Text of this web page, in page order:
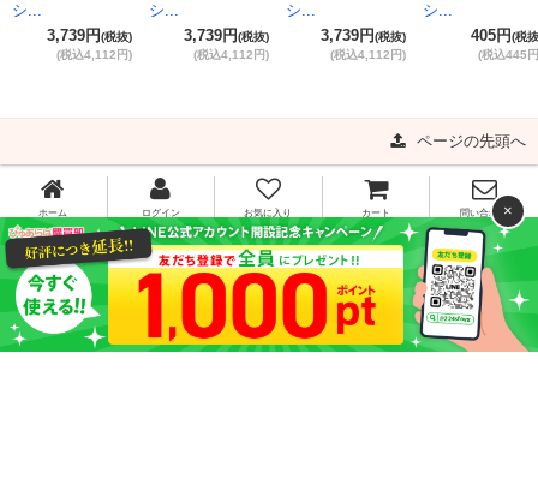
×
シ...
3,739円(税抜)
(税込4,112円)
シ...
3,739円(税抜)
(税込4,112円)
シ...
3,739円(税抜)
(税込4,112円)
シ...
405円(税
(税込445
ページの先頭へ
ホーム ログイン お気に入り カート 問い合わせ
0120-341-910
[お問い合わせ受付時間]平日11:00～16:00
平日15時までのご注文で当日出荷!!